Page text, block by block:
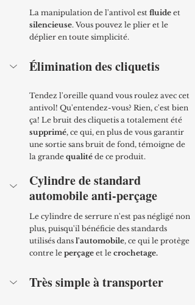
La manipulation de l'antivol est fluide et
silencieuse. Vous pouvez le plier et le
déplier en toute simplicité.
Élimination des cliquetis
Tendez l'oreille quand vous roulez avec cet
antivol! Qu'entendez-vous? Rien, c'est bien
ça! Le bruit des cliquetis a totalement été
supprimé, ce qui, en plus de vous garantir
une sortie sans bruit de fond, témoigne de
la grande qualité de ce produit.
Cylindre de standard
automobile anti-perçage
Le cylindre de serrure n'est pas négligé non
plus, puisqu'il bénéficie des standards
utilisés dans l'automobile, ce qui le protège
contre le perçage et le crochetage.
Très simple à transporter